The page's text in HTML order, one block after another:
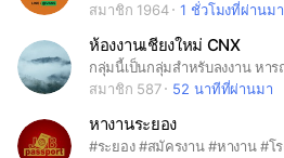
สมาชิก 1964
1 ชั่วโมงที่ผ่านมา
ห้องงานเชียงใหม่ CNX
สมาชิก 587
52 นาทีที่ผ่านมา
หางานระยอง